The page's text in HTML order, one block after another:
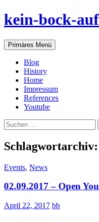
Zum
Inhalt
kein-bock-
Suchen
Primäres Menü
Blog
History
Home
Impressum
References
Youtube
Suchen
nach:
Events, News
02.09.2017 – Open
April 22, 2017 bb